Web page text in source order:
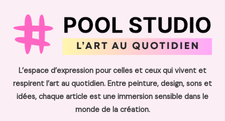
L’espace d’expression pour celles et ceux qui vivent et
respirent l’art au quotidien. Entre peinture, design, sons et
idées, chaque article est une immersion sensible dans le
monde de la création.